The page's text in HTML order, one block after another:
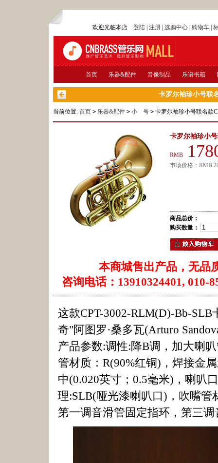
欢迎光临本店 登陆| 注册| 选购中心| 购物车|
首页 乐器&配件 音像制品 乐谱书籍
卡罗尔袖珍小号联
当前位置: 首页 > 乐器&配件 > 小 号 > 卡罗尔袖珍小号联名款
卡罗尔袖珍小
RMB
市场价格： RMB
商品总价：
购买数量：
本商城售出产品，无品
咨询电话：13910324401, 010-
这款CPT-3002-RLM(D)-Bb-
奇"阿图罗·桑多瓦(Arturo
产品参数:调性:降B调，加大喇
管材质：R(90%红铜)，焊接金
中(0.020英寸；0.5毫米)，喇叭
理:SLB(哑光漆喇叭口)，吹嘴
第一调音滑管固定指环，第三